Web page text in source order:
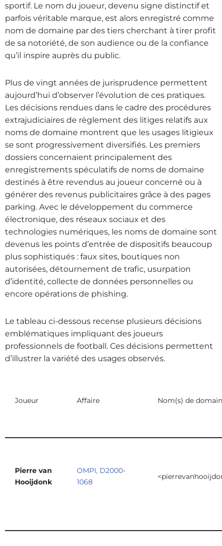
sportif. Le nom du joueur, devenu signe distinctif et
parfois véritable marque, est alors enregistré comme
nom de domaine par des tiers cherchant à tirer profit
de sa notoriété, de son audience ou de la confiance
qu’il inspire auprès du public.
Plus de vingt années de jurisprudence permettent
aujourd’hui d’observer l’évolution de ces pratiques.
Les décisions rendues dans le cadre des procédures
extrajudiciaires de règlement des litiges relatifs aux
noms de domaine montrent que les usages litigieux
se sont progressivement diversifiés. Les premiers
dossiers concernaient principalement des
enregistrements spéculatifs de noms de domaine
destinés à être revendus au joueur concerné ou à
générer des revenus publicitaires grâce à des pages
parking. Avec le développement du commerce
électronique, des réseaux sociaux et des
technologies numériques, les noms de domaine sont
devenus les points d’entrée de dispositifs beaucoup
plus sophistiqués : faux sites, boutiques non
autorisées, détournement de trafic, usurpation
d’identité, collecte de données personnelles ou
encore opérations de phishing.
Le tableau ci-dessous recense plusieurs décisions
emblématiques impliquant des joueurs
professionnels de football. Ces décisions permettent
d’illustrer la variété des usages observés.
Joueur Affaire Nom(s) de
Pierre van
Hooijdonk
OMPI, D2000-
1068